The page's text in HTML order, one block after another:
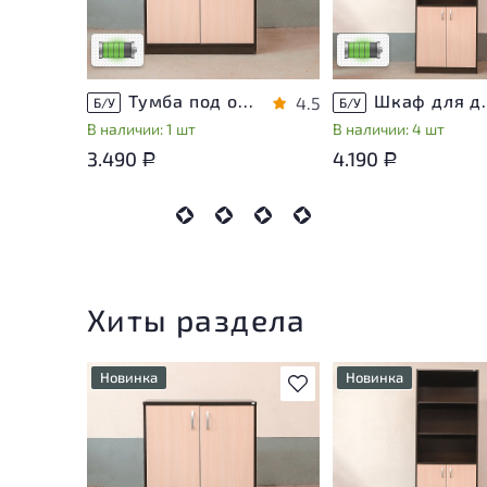
Низкая степень износа
Б/У Тумба под оргтехнику ЛДСП Венге
В наличии: 1 шт
4.5
3.490 Р
использования
Низкая степень
Б/У Шкаф
В наличии: 4 шт
4.190 Р
Хиты раздела
В избранное
Новинка
У товара присутствуют
незначительные следы
эксплуатации, не влияющие
на удобство его
Новинка
эксплуатации, не
использования